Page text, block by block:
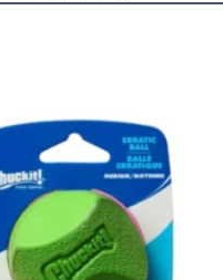
$26,000.00
Las
opciones
pueden
elegir
en
la